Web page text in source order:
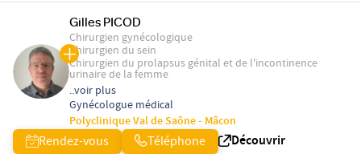
Gilles PICOD
Chirurgien gynécologique
Chirurgien du sein
Chirurgien du prolapsus génital et de l'incontinence
urinaire de la femme
..voir plus
Gynécologue médical
Polyclinique Val de Saône - Mâcon
Rendez-vous Téléphone Découvrir